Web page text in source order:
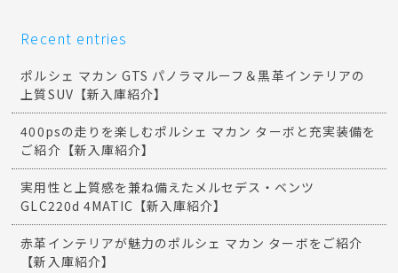
Recent entries
ポルシェ マカン GTS パノラマルーフ＆黒革インテリアの
上質SUV【新入庫紹介】
400psの走りを楽しむポルシェ マカン ターボと充実装備を
ご紹介【新入庫紹介】
実用性と上質感を兼ね備えたメルセデス・ベンツ
GLC220d 4MATIC【新入庫紹介】
赤革インテリアが魅力のポルシェ マカン ターボをご紹介
【新入庫紹介】